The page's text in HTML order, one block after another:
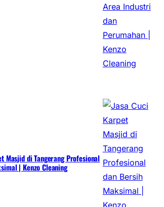
Masjid di Tangerang Profesional
| Kenzo Cleaning